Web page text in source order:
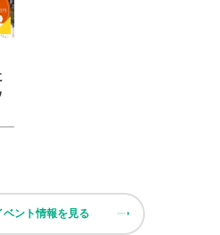
ベント情報を見る